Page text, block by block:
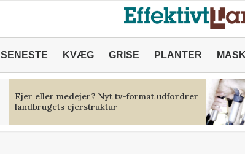
SENESTE KVÆG GRISE PLANTER
Ejer eller medejer? Nyt tv-format udfordrer
landbrugets ejerstruktur